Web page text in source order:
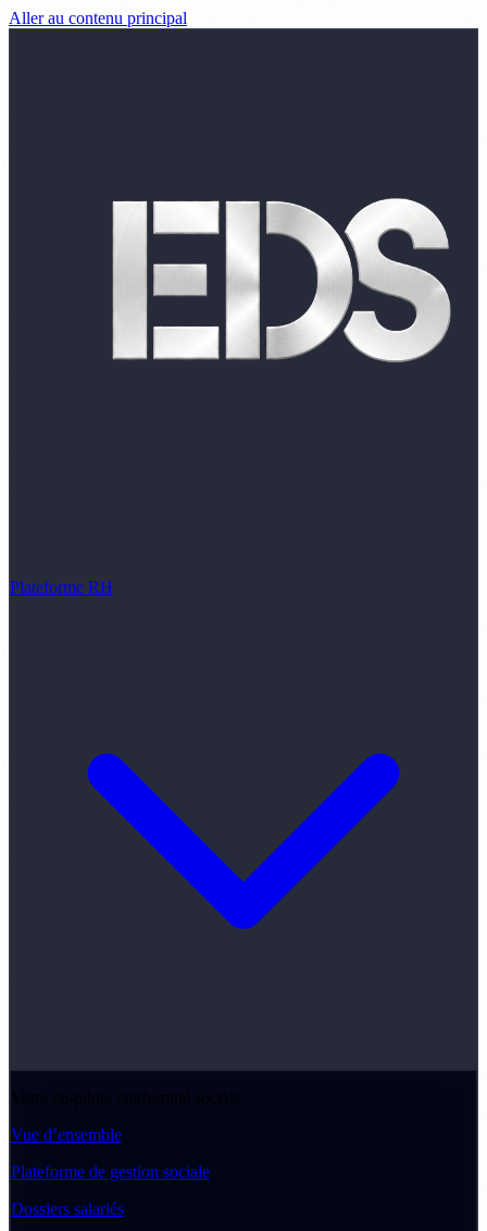
Aller au contenu principal
Plateforme RH
Votre co-pilote conformité sociale
Vue d’ensemble
Plateforme de gestion sociale
Dossiers salariés